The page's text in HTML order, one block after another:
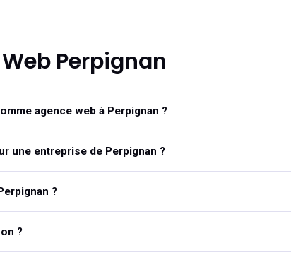
Perpignan
agence web à Perpignan ?
une entreprise de Perpignan ?
?
?